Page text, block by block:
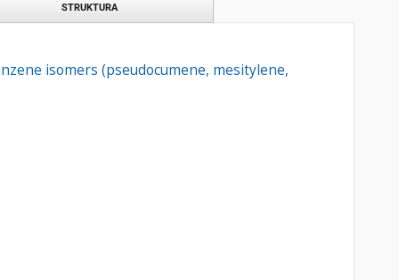
STRUKTURA
isomers (pseudocumene, mesitylene,